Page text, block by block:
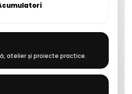
atelier și proiecte practice.